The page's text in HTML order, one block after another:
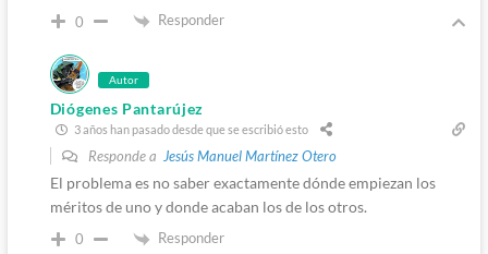
0 Responder
Autor
Diógenes Pantarújez
3 años han pasado desde que se escribió esto
Responde a Jesús Manuel Martínez Otero
El problema es no saber exactamente dónde empiezan los
méritos de uno y donde acaban los de los otros.
0 Responder